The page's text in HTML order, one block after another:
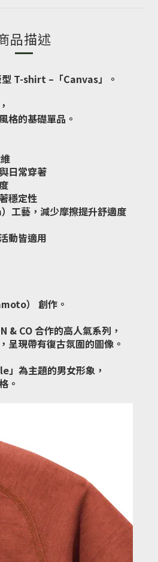
品描述
T-shirt –「Canvas」。
格的基礎單品。
日常穿著
穩定性
工藝，減少摩擦提升舒適度
動皆適用
） 創作。
& CO 合作的高人氣系列，
呈現帶有復古氛圍的圖像。
為主題的男女形象，
。